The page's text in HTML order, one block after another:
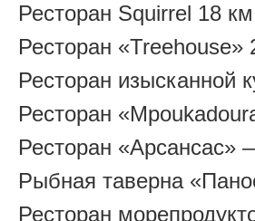
Ресторан Squirrel 18 км
Ресторан «Treehouse»
Ресторан изысканной
Ресторан
Ресторан «Арсансас»
Рыбная таверна
Ресторан